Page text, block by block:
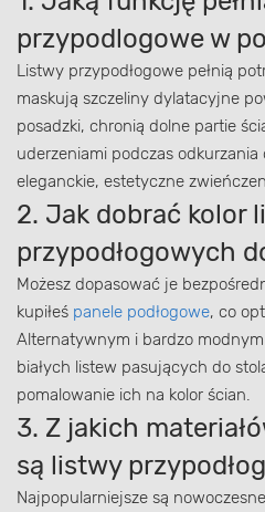
przypodlogowe w
Listwy przypodłogowe pełnią
maskują szczeliny dylatacyjne
posadzki, chronią dolne partie
uderzeniami podczas
eleganckie, estetyczne
2. Jak dobrać kolor
przypodłogowych
Możesz dopasować je
kupiłeś panele podłogowe, co
Alternatywnym i bardzo
białych listew pasujących do
pomalowanie ich na kolor ścian.
3. Z jakich
są listwy
Najpopularniejsze są